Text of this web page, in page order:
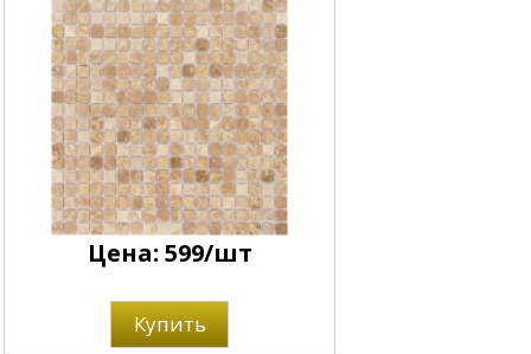
Цена: 599/шт
Купить